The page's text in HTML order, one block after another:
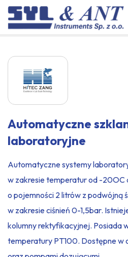
Automatyczne
laboratoryjne
Automatyczne systemy
w zakresie temperatur od -20OC
o pojemności 2 litrów z podwójną
w zakresie ciśnień 0-1,5bar.
kolumny rektyfikacyjnej. Posiada
temperatury PT100. Dostępne w